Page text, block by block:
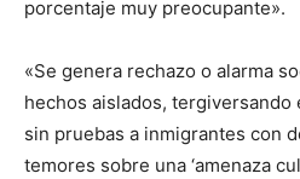
porcentaje muy preocupante».
«Se genera rechazo o alarma
hechos aislados, tergiversando
sin pruebas a inmigrantes con
temores sobre una ‘amenaza